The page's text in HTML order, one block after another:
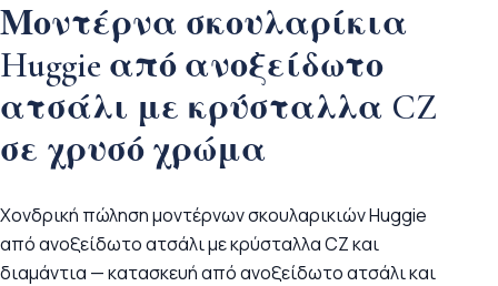
Μοντέρνα σκουλαρίκια
Huggie από ανοξείδωτο
ατσάλι με κρύσταλλα CZ
σε χρυσό χρώμα
Χονδρική πώληση μοντέρνων σκουλαρικιών Huggie
από ανοξείδωτο ατσάλι με κρύσταλλα CZ και
διαμάντια — κατασκευή από ανοξείδωτο ατσάλι και